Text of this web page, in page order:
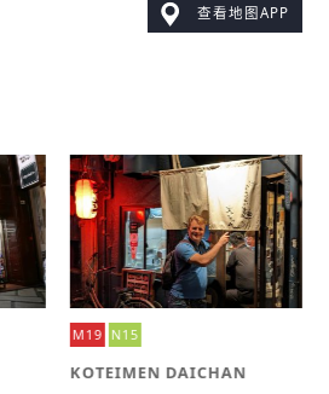
查看地图APP
M19 N15
KOTEIMEN DAICHAN